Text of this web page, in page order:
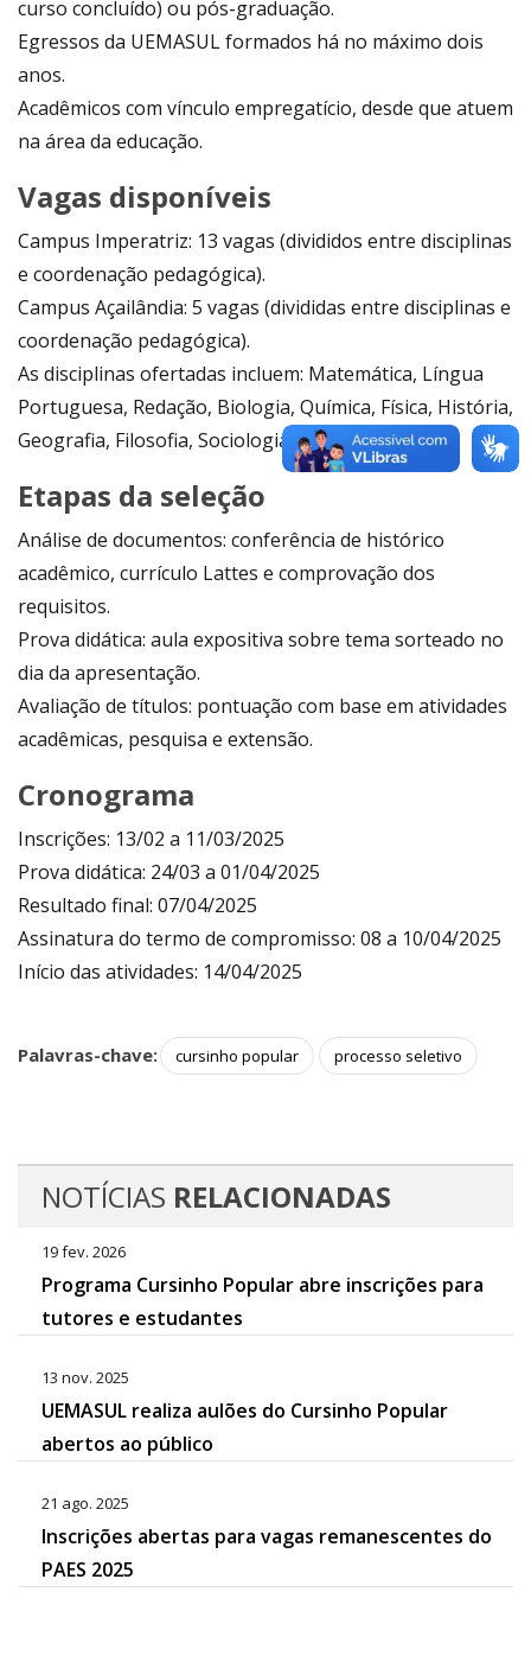
curso concluído) ou pós-graduação.
Egressos da UEMASUL formados há no máximo dois
anos.
Acadêmicos com vínculo empregatício, desde que atuem
na área da educação.
Vagas disponíveis
Campus Imperatriz: 13 vagas (divididos entre disciplinas
e coordenação pedagógica).
Campus Açailândia: 5 vagas (divididas entre disciplinas e
coordenação pedagógica).
As disciplinas ofertadas incluem: Matemática, Língua
Portuguesa, Redação, Biologia, Química, Física, História,
Geografia, Filosofia, Sociologia e Inglês.
Etapas da seleção
Análise de documentos: conferência de histórico
acadêmico, currículo Lattes e comprovação dos
requisitos.
Prova didática: aula expositiva sobre tema sorteado no
dia da apresentação.
Avaliação de títulos: pontuação com base em atividades
acadêmicas, pesquisa e extensão.
Cronograma
Inscrições: 13/02 a 11/03/2025
Prova didática: 24/03 a 01/04/2025
Resultado final: 07/04/2025
Assinatura do termo de compromisso: 08 a 10/04/2025
Início das atividades: 14/04/2025
Palavras-chave: cursinho popular processo seletivo
NOTÍCIAS RELACIONADAS
19 fev. 2026
Programa Cursinho Popular abre inscrições para
tutores e estudantes
13 nov. 2025
UEMASUL realiza aulões do Cursinho Popular
abertos ao público
21 ago. 2025
Inscrições abertas para vagas remanescentes do
PAES 2025